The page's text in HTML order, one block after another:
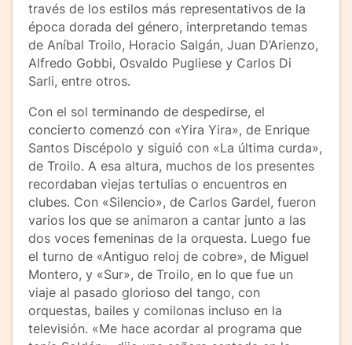
través de los estilos más representativos de la
época dorada del género, interpretando temas
de Aníbal Troilo, Horacio Salgán, Juan D’Arienzo,
Alfredo Gobbi, Osvaldo Pugliese y Carlos Di
Sarli, entre otros.
Con el sol terminando de despedirse, el
concierto comenzó con «Yira Yira», de Enrique
Santos Discépolo y siguió con «La última curda»,
de Troilo. A esa altura, muchos de los presentes
recordaban viejas tertulias o encuentros en
clubes. Con «Silencio», de Carlos Gardel, fueron
varios los que se animaron a cantar junto a las
dos voces femeninas de la orquesta. Luego fue
el turno de «Antiguo reloj de cobre», de Miguel
Montero, y «Sur», de Troilo, en lo que fue un
viaje al pasado glorioso del tango, con
orquestas, bailes y comilonas incluso en la
televisión. «Me hace acordar al programa que